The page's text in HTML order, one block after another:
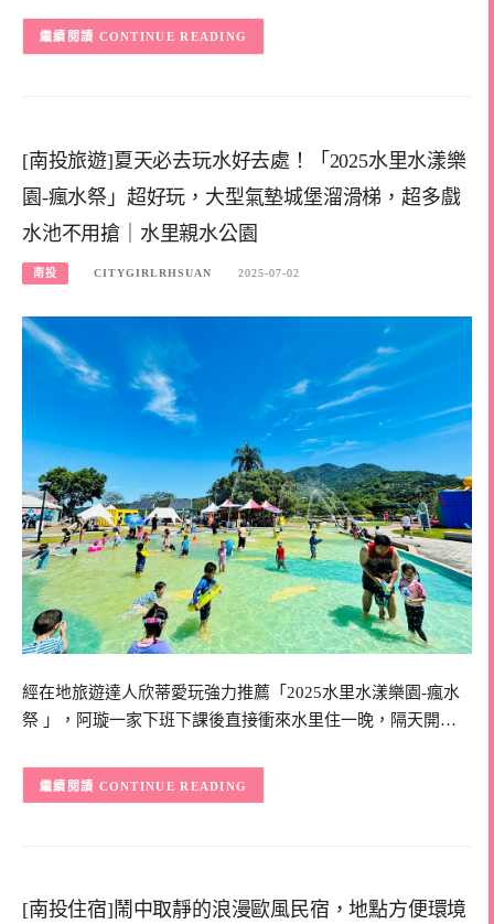
CONTINUE READING
[南投旅遊]夏天必去玩水好去處！「2025水里水漾樂
園-瘋水祭」超好玩，大型氣墊城堡溜滑梯，超多戲
水池不用搶｜水里親水公園
南投 CITYGIRLRHSUAN 2025-07-02
經在地旅遊達人欣蒂愛玩強力推薦「2025水里水漾樂園-瘋水
祭 」，阿璇一家下班下課後直接衝來水里住一晚，隔天開…
CONTINUE READING
[南投住宿]鬧中取靜的浪漫歐風民宿，地點方便環境